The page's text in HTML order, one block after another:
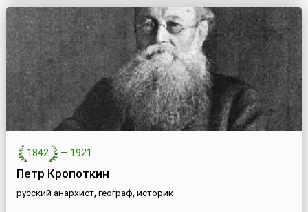
1842 — 1921
Петр Кропоткин
русский анархист, географ, историк